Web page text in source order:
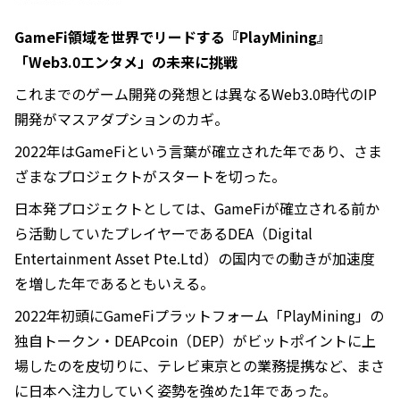
GameFi領域を世界でリードする『PlayMining』
「Web3.0エンタメ」の未来に挑戦
これまでのゲーム開発の発想とは異なるWeb3.0時代のIP
開発がマスアダプションのカギ。
2022年はGameFiという言葉が確立された年であり、さま
ざまなプロジェクトがスタートを切った。
日本発プロジェクトとしては、GameFiが確立される前か
ら活動していたプレイヤーであるDEA（Digital
Entertainment Asset Pte.Ltd）の国内での動きが加速度
を増した年であるともいえる。
2022年初頭にGameFiプラットフォーム「PlayMining」の
独自トークン・DEAPcoin（DEP）がビットポイントに上
場したのを皮切りに、テレビ東京との業務提携など、まさ
に日本へ注力していく姿勢を強めた1年であった。